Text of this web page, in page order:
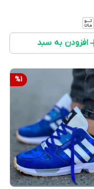
افزودن به سبد
%1